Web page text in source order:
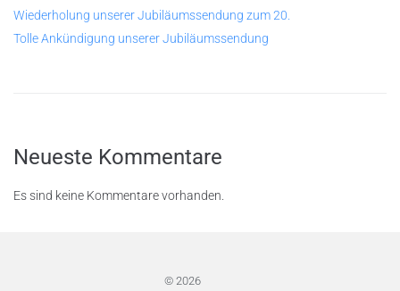
Wiederholung unserer Jubiläumssendung zum 20.
Tolle Ankündigung unserer Jubiläumssendung
Neueste Kommentare
Es sind keine Kommentare vorhanden.
© 2026